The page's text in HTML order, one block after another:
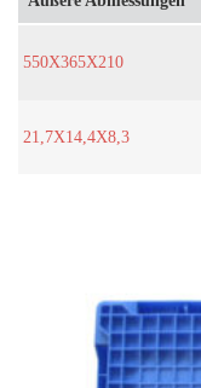
550X365X210
21,7X14,4X8,3